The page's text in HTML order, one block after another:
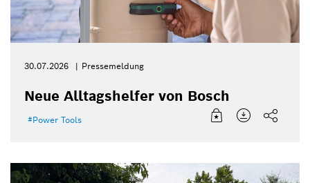
30.07.2026 Pressemeldung
Neue Alltagshelfer von Bosch
Power Tools